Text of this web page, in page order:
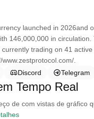
launched in 2026and
146,000,000 in
trading on 41
.
Discord Telegram
Tempo Real
de com vistas de gráfico